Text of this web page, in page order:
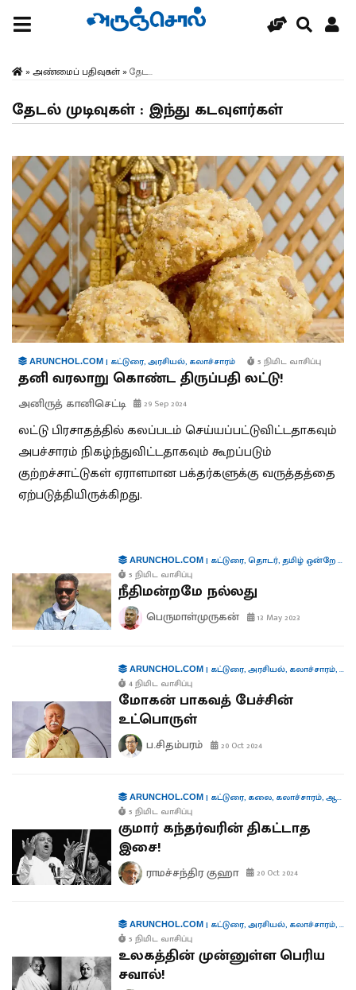
» அண்மைப் பதிவுகள்» தேட...
தேடல் முடிவுகள் : இந்து கடவுளர்கள்
ARUNCHOL.COM | கட்டுரை,அரசியல், கலாச்சாரம் 5 நிமிட வாசிப்பு
தனி வரலாறு கொண்ட திருப்பதி லட்டு!
அனிருத் கானிசெட்டி 29 Sep 2024
லட்டு பிரசாதத்தில் கலப்படம் செய்யப்பட்டுவிட்டதாகவும்
அபச்சாரம் நிகழ்ந்துவிட்டதாகவும் கூறப்படும்
குற்றச்சாட்டுகள் ஏராளமான பக்தர்களுக்கு வருத்தத்தை
ஏற்படுத்தியிருக்கிறது.
ARUNCHOL.COM| கட்டுரை,தொடர்,தமிழ் ஒன்றே போதும்
5 நிமிட வாசிப்பு
நீதிமன்றமே நல்லது
பெருமாள்முருகன் 13 May 2023
ARUNCHOL.COM| கட்டுரை,அரசியல், கலாச்சாரம்,
4 நிமிட வாசிப்பு
மோகன் பாகவத் பேச்சின்
உட்பொருள்
ப.சிதம்பரம் 20 Oct 2024
ARUNCHOL.COM| கட்டுரை, கலை, கலாச்சாரம்,ஆளுமைகள்
5 நிமிட வாசிப்பு
குமார் கந்தர்வரின் திகட்டாத
இசை!
ராமச்சந்திர குஹா 20 Oct 2024
ARUNCHOL.COM| கட்டுரை,அரசியல், கலாச்சாரம்,
5 நிமிட வாசிப்பு
உலகத்தின் முன்னுள்ள பெரிய
சவால்!